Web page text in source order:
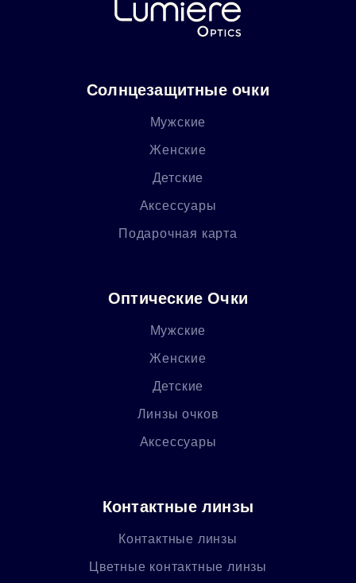
Солнцезащитные очки
Мужские
Женские
Детские
Аксессуары
Подарочная карта
Оптические Очки
Мужские
Женские
Детские
Линзы очков
Аксессуары
Контактные линзы
Контактные линзы
Цветные контактные линзы